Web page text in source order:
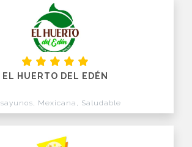
EL HUERTO DEL EDÉN
Mexicana, Saludable